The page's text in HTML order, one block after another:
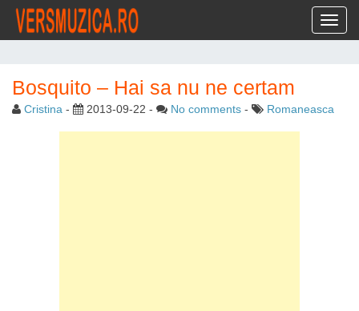
Bosquito – Hai sa nu ne certam
Cristina - 2013-09-22 - No comments - Romaneasca